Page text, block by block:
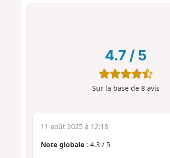
4.7 / 5
Sur la base de 8avis
11 août 2025 à 12:18
Note globale: 4.3/ 5